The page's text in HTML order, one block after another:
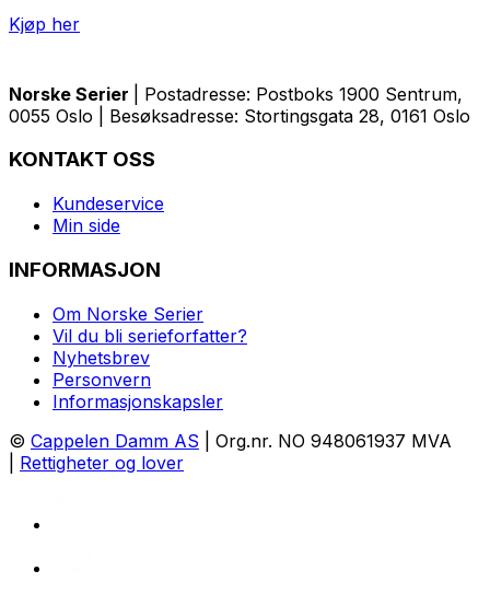
Kjøp her
Norske Serier
| Postadresse: Postboks 1900 Sentrum,
0055 Oslo | Besøksadresse: Stortingsgata 28, 0161 Oslo
KONTAKT OSS
Kundeservice
Min side
INFORMASJON
Om Norske Serier
Vil du bli serieforfatter?
Nyhetsbrev
Personvern
Informasjonskapsler
© Cappelen Damm AS | Org.nr. NO 948061937 MVA
Rettigheter og lover